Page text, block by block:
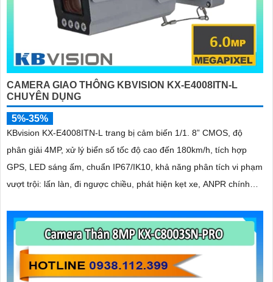
CAMERA GIAO THÔNG KBVISION KX-E4008ITN-L
CHUYÊN DỤNG
5%-35%
KBvision KX-E4008ITN-L trang bị cảm biến 1/1. 8” CMOS, độ
phân giải 4MP, xử lý biển số tốc độ cao đến 180km/h, tích hợp
GPS, LED sáng ấm, chuẩn IP67/IK10, khả năng phân tích vi phạm
vượt trội: lấn làn, đi ngược chiều, phát hiện kẹt xe, ANPR chính